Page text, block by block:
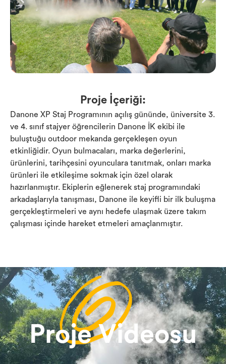
Proje İçeriği:
Danone XP Staj Programının açılış gününde, üniversite 3.
ve 4. sınıf stajyer öğrencilerin Danone İK ekibi ile
buluştuğu outdoor mekanda gerçekleşen oyun
etkinliğidir. Oyun bulmacaları, marka değerlerini,
ürünlerini, tarihçesini oyunculara tanıtmak, onları marka
ürünleri ile etkileşime sokmak için özel olarak
hazırlanmıştır. Ekiplerin eğlenerek staj programındaki
arkadaşlarıyla tanışması, Danone ile keyifli bir ilk buluşma
gerçekleştirmeleri ve aynı hedefe ulaşmak üzere takım
çalışması içinde hareket etmeleri amaçlanmıştır.
Proje Videosu